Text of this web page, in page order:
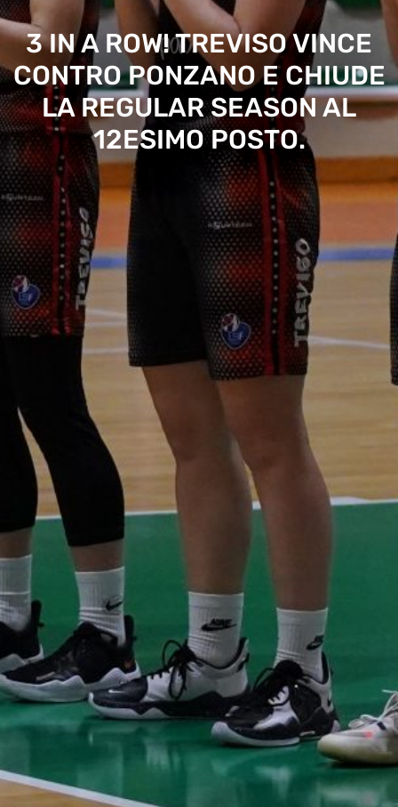
3 IN A ROW! TREVISO VINCE
CONTRO PONZANO E CHIUDE
LA REGULAR SEASON AL
12ESIMO POSTO.